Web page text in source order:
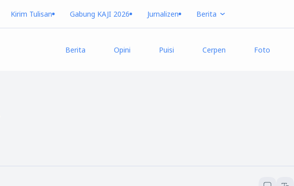
Kirim Tulisan Gabung KAJI 2026 Jurnalizen Berita
Berita Opini Puisi Cerpen Foto